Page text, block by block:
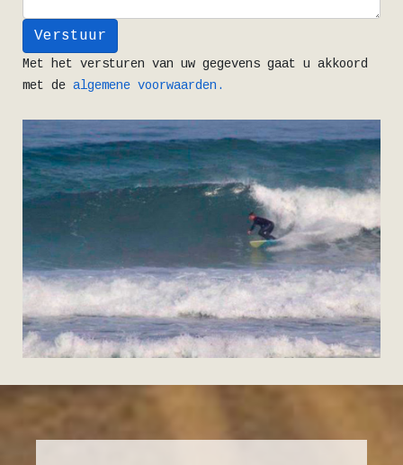
Verstuur
Met het versturen van uw gegevens gaat u akkoord
met de algemene voorwaarden.